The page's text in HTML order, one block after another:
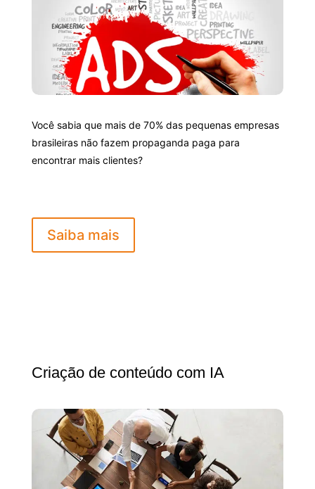
Você sabia que mais de 70% das pequenas empresas
brasileiras não fazem propaganda paga para
encontrar mais clientes?
Saiba mais
Criação de conteúdo com IA